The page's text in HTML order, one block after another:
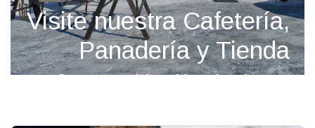
Visite nuestra Cafetería,
Panadería y Tienda
Con una ubicación céntrica en